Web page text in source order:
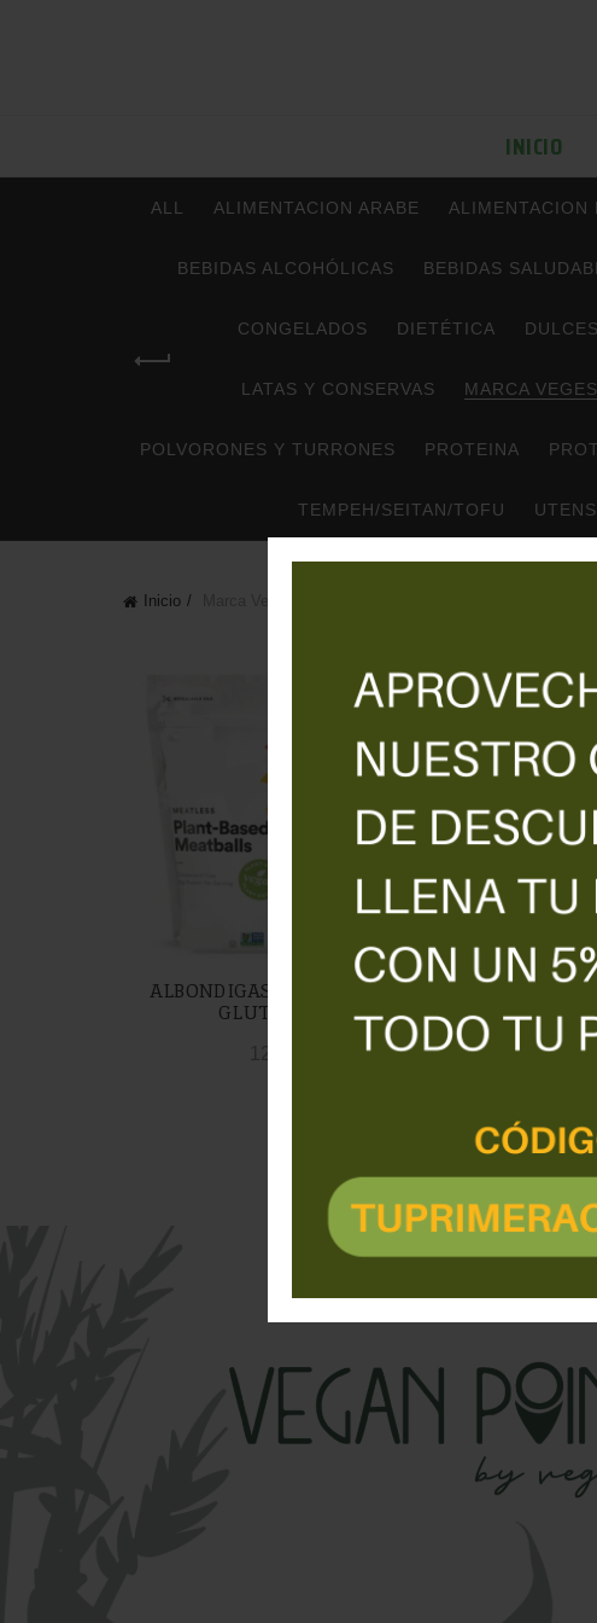
INICIO
ALL ALIMENTACION ARABE ALIMENTACION
BEBIDAS ALCOHÓLICAS BEBIDAS
CONGELADOS DIETÉTICA DULCES
LATAS Y CONSERVAS MARCA
POLVORONES Y TURRONES PROTEINA
TEMPEH/SEITAN/TOFU
Inicio
ALBONDIGAS NO CARNE SIN
GLUTEN 500g